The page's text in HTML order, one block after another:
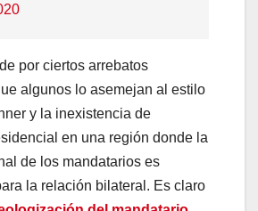
por ciertos arrebatos
algunos lo asemejan al estilo
y la inexistencia de
en una región donde la
de los mandatarios es
la relación bilateral. Es claro